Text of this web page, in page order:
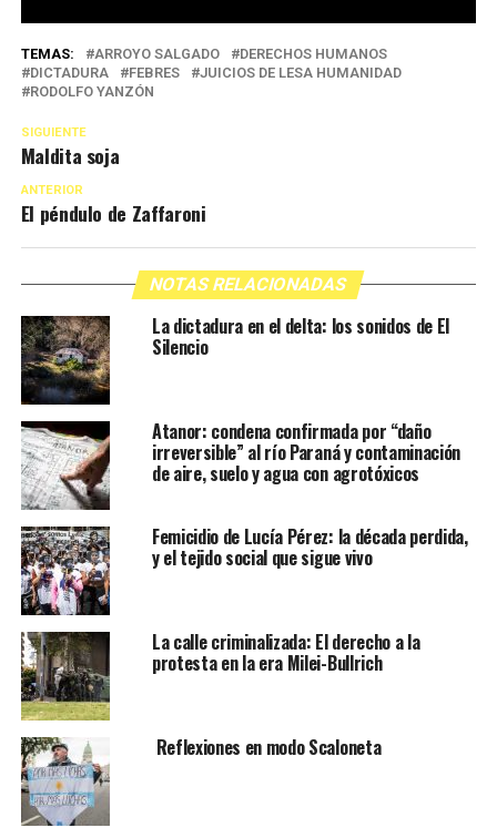
TEMAS: ARROYO SALGADO
DERECHOS HUMANOS
DICTADURA
FEBRES
JUICIOS DE LESA HUMANIDAD
RODOLFO YANZÓN
SIGUIENTE
Maldita soja
ANTERIOR
El péndulo de Zaffaroni
NOTAS RELACIONADAS
La dictadura en el delta: los sonidos de El
Silencio
Atanor: condena confirmada por “daño
irreversible” al río Paraná y contaminación
de aire, suelo y agua con agrotóxicos
Femicidio de Lucía Pérez: la década perdida,
y el tejido social que sigue vivo
La calle criminalizada: El derecho a la
protesta en la era Milei-Bullrich
Reflexiones en modo Scaloneta